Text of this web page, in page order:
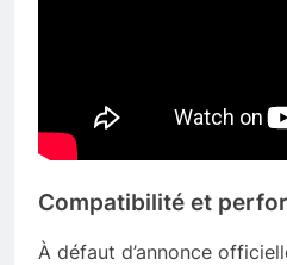
Compatibilité et
À défaut d’annonce